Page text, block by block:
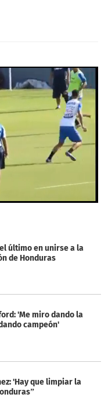
último en unirse a la
de Honduras
'Me miro dando la
campeón'
'Hay que limpiar la